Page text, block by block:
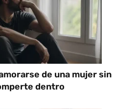
de una mujer sin
dentro